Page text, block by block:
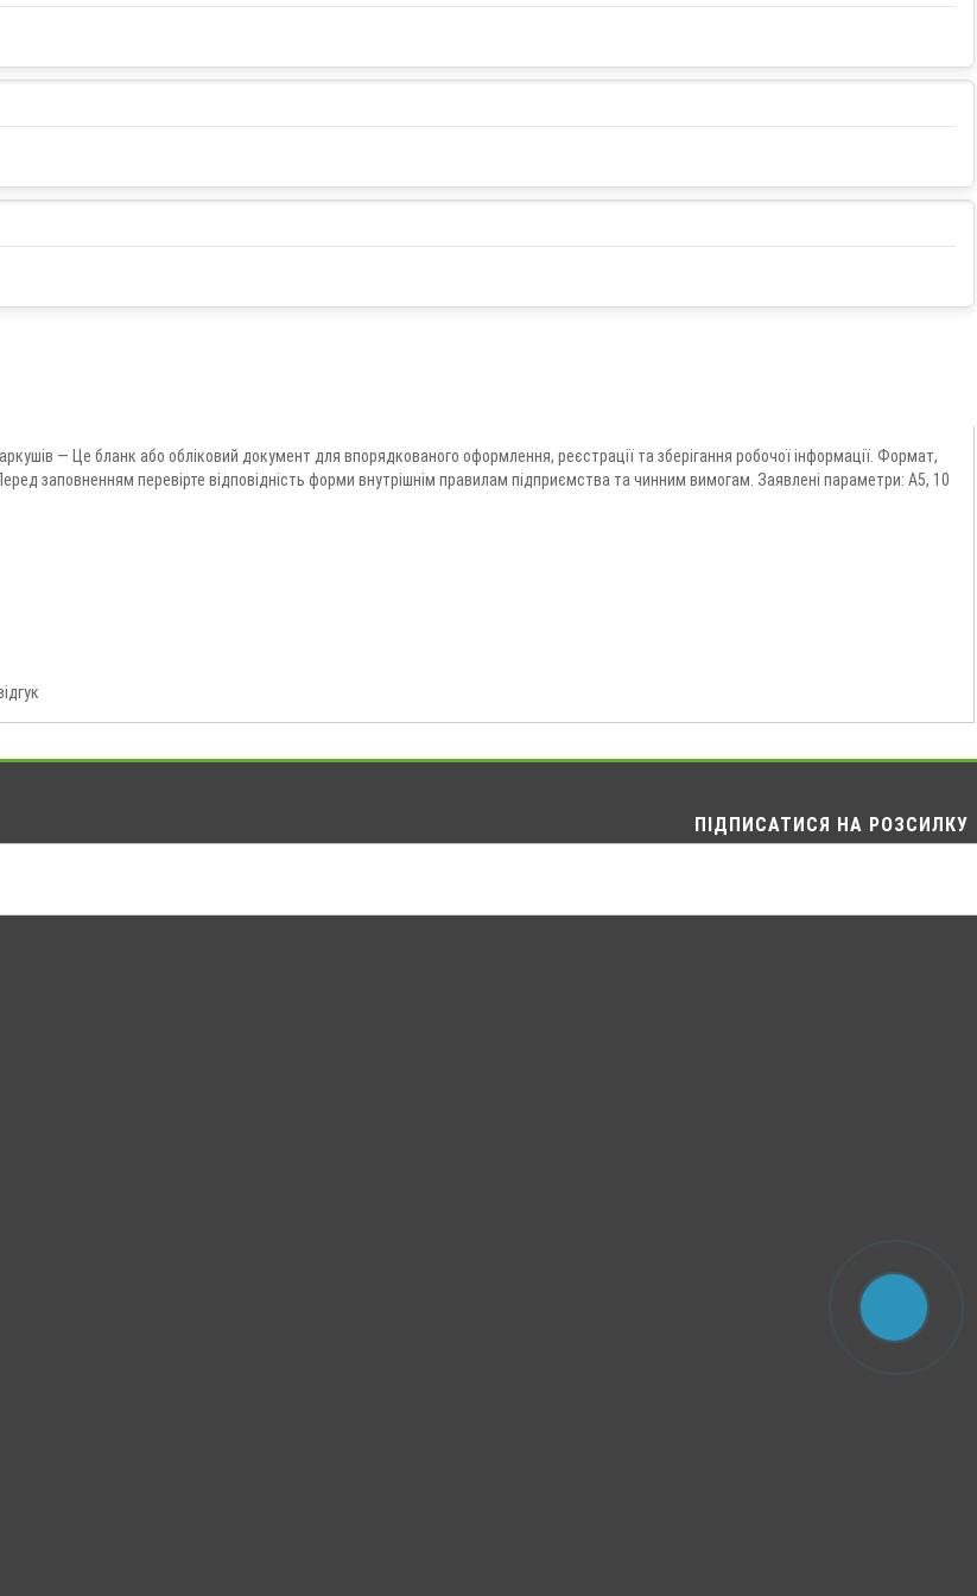
— Це бланк або обліковий документ для впорядкованого оформлення, реєстрації та зберігання робочої інформації. Формат,
заповненням перевірте відповідність форми внутрішнім правилам підприємства та чинним вимогам. Заявлені параметри: А5, 10
ПІДПИСАТИСЯ НА РОЗСИЛКУ